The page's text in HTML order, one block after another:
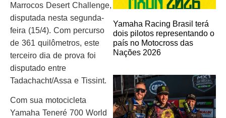
Marrocos Desert Challenge,
disputada nesta segunda-
feira (15/4). Com percurso
de 361 quilômetros, este
terceiro dia de prova foi
disputado entre
Tadachacht/Assa e Tissint.
Com sua motocicleta
Yamaha Teneré 700 World
Yamaha Racing Brasil terá
dois pilotos representando o
país no Motocross das
Nações 2026